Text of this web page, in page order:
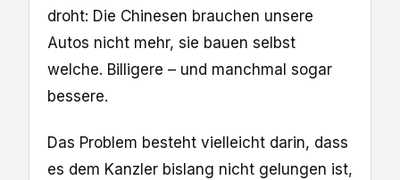
droht: Die Chinesen brauchen unsere
Autos nicht mehr, sie bauen selbst
welche. Billigere – und manchmal sogar
bessere.
Das Problem besteht vielleicht darin, dass
es dem Kanzler bislang nicht gelungen ist,